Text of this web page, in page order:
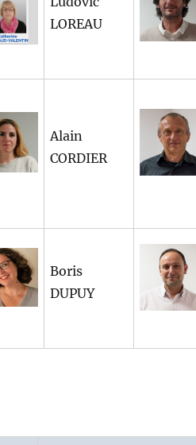
LOREAU
Alain
CORDIER
Boris
DUPUY